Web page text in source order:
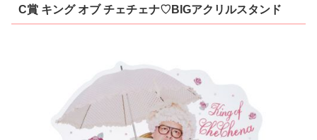
C賞 キング オブ チェチェナ♡BIGアクリルスタンド